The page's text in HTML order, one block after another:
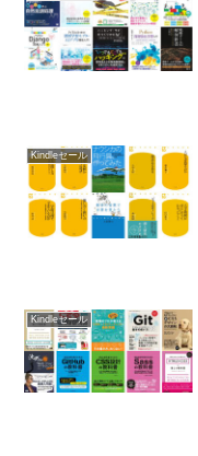
Kindleセール
Kindleセール